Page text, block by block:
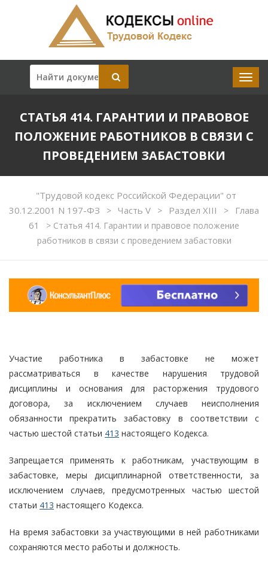
СТАТЬЯ 414. ГАРАНТИИ И ПРАВОВОЕ
ПОЛОЖЕНИЕ РАБОТНИКОВ В СВЯЗИ С
ПРОВЕДЕНИЕМ ЗАБАСТОВКИ
"Трудовой кодекс Российской Федерации" от
30.12.2001 N 197-ФЗ
> Часть V > Раздел XIII >
Глава
61
> Статья 414. Гарантии и правовое положение
работников в связи с проведением забастовки
Участие работника в забастовке не может
рассматриваться в качестве нарушения трудовой
дисциплины и основания для расторжения трудового
договора, за исключением случаев неисполнения
обязанности прекратить забастовку в соответствии с
частью шестой статьи 413 настоящего Кодекса.
Запрещается применять к работникам, участвующим в
забастовке, меры дисциплинарной ответственности, за
исключением случаев, предусмотренных частью шестой
статьи 413 настоящего Кодекса.
На время забастовки за участвующими в ней работниками
сохраняются место работы и должность.